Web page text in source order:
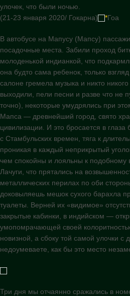
улочек, что были ночью.
(21-23 января 2020/ Гокарна)
*Гоа
В автобусе на Мапусу (Мапсу)
посадочные места. Забили проход
молоденькой индианкой, что
она будто сама ребенок, только
салоне гремела музыка и никто
выходили, пели песни и разве что не
точно), некоторые умудрялись при
Мапса — древнейший город, свято
цивилизации. И это бросается в
с Стамбульских времен, тяга к
проникая в каждый неприкрытый
чем спокойны и лояльны к
Лачуги, что прятались на
металлических перилах по оби
доковыляешь мешок сухого барахла
туалеты. Верней их «видимое»
закрытые кабинки, в индийском —
умопомрачающей своей
новизной, а сбоку той самой улочки
недоумеваете, как бы это место
Три дня мы отчаянно сражались в